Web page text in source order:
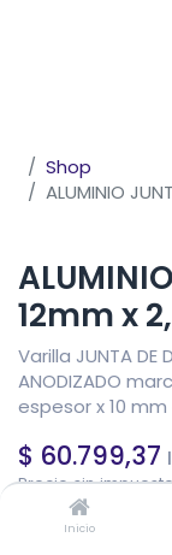
Inicio
Shop
ALUMINIO
12mm x
Varilla JUNTA DE
ANODIZADO
espesor x 10
$ 60.799,37
Precio sin
Fuera de stock